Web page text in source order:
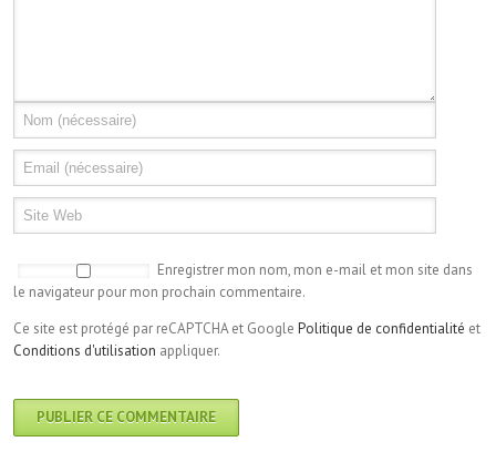
Enregistrer mon nom, mon e-mail et mon site dans
le navigateur pour mon prochain commentaire.
Ce site est protégé par reCAPTCHA et Google Politique de confidentialité et
Conditions d'utilisation appliquer.